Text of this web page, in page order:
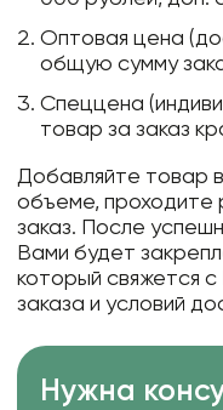
Оптовая цена
общую сумму
Спеццена
товар за заказ
Добавляйте товар
объеме, проходите
заказ. После
Вами будет
который свяжется
заказа и условий
Нужна